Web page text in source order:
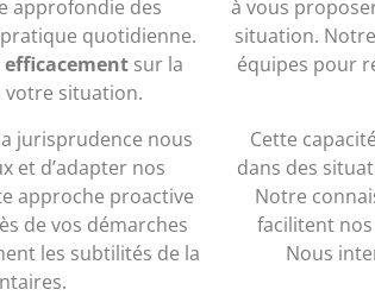
approfondie des
quotidienne.
efficacement sur la
votre situation.
jurisprudence nous
et d’adapter nos
approche proactive
de vos démarches
les subtilités de la
à vous
situation.
équipes pour
Cette
dans des
Notre
facilitent
Nous